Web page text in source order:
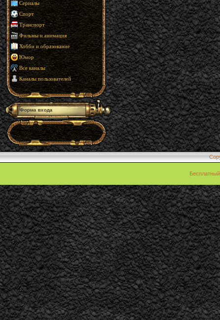
Сериалы
Спорт
Транспорт
Фильмы и анимация
Хобби и образование
Юмор
Все каналы
Каналы пользователей
Форма входа